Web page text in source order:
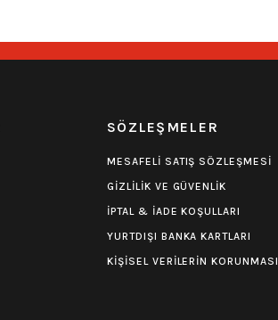
SÖZLEŞMELER
MESAFELİ SATIŞ SÖZLEŞMESİ
GİZLİLİK VE GÜVENLİK
İPTAL & İADE KOŞULLARI
YURTDIŞI BANKA KARTLARI
KİŞİSEL VERİLERİN KORUNMASI